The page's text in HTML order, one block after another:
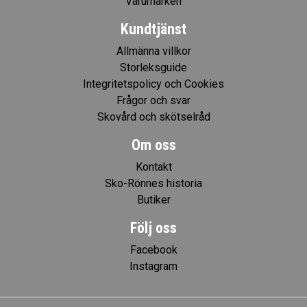
Kundtjänst
Allmänna villkor
Storleksguide
Integritetspolicy och Cookies
Frågor och svar
Skovård och skötselråd
Om oss
Kontakt
Sko-Rönnes historia
Butiker
Följ oss
Facebook
Instagram